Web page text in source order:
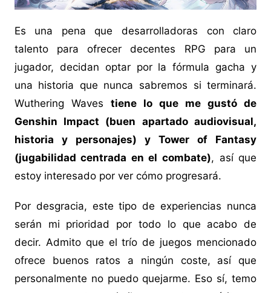
Es una pena que desarrolladoras con claro
talento para ofrecer decentes RPG para un
jugador, decidan optar por la fórmula gacha y
una historia que nunca sabremos si terminará.
Wuthering Waves tiene lo que me gustó de
Genshin Impact (buen apartado audiovisual,
historia y personajes) y Tower of Fantasy
(jugabilidad centrada en el combate), así que
estoy interesado por ver cómo progresará.
Por desgracia, este tipo de experiencias nunca
serán mi prioridad por todo lo que acabo de
decir. Admito que el trío de juegos mencionado
ofrece buenos ratos a ningún coste, así que
personalmente no puedo quejarme. Eso sí, temo